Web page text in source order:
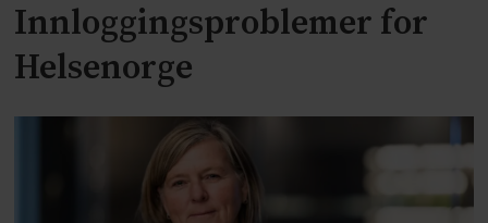
Innloggingsproblemer for
Helsenorge